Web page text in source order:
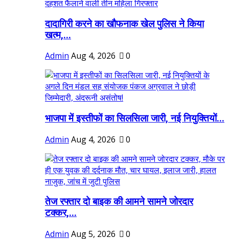
दादागिरी करने का खौफनाक खेल पुलिस ने किया
खत्म,...
Admin Aug 4, 2026 0
भाजपा में इस्तीफों का सिलसिला जारी, नई नियुक्तियों...
Admin Aug 4, 2026 0
तेज रफ्तार दो बाइक की आमने सामने जोरदार
टक्कर,...
Admin Aug 5, 2026 0